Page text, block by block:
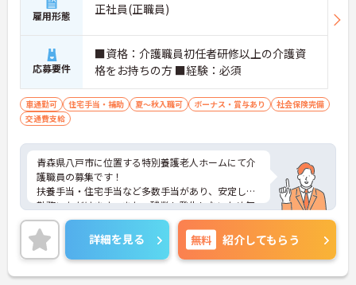
雇用形態 正社員(正職員)
応募要件
■資格：介護職員初任者研修以上の介護資
格をお持ちの方 ■経験：必須
車通勤可 住宅手当・補助 夏～秋入職可 ボーナス・賞与あり
社会保険完備
交通費支給
青森県八戸市に位置する特別養護老人ホームにて介
護職員の募集です！
扶養手当・住宅手当など多数手当があり、安定して
勤務いただけます。また、残業も発生しないため無
理なくご家庭やプライベートと両立することができ
ます。
ご興味のある方には、面接対策ポイントなど、さら
に詳細をご案内しますのでお気軽にご相談くださ
い！
詳細を見る 無料 紹介してもらう